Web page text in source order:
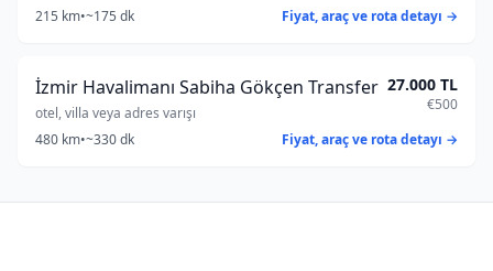
215 km•~175 dk Fiyat, araç ve rota detayı →
İzmir Havalimanı Sabiha Gökçen Transfer
otel, villa veya adres varışı
27.000 TL
€500
480 km•~330 dk Fiyat, araç ve rota detayı →